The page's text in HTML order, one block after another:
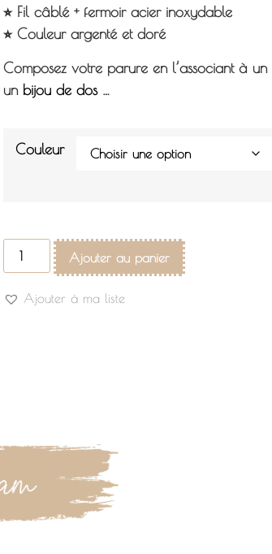
⭐︎ Fil câblé + fermoir acier inoxydable
⭐︎ Couleur argenté et doré
Composez votre parure en l’associant à un
un bijou de dos …
Couleur
Ajouter au panier
Ajouter à ma liste